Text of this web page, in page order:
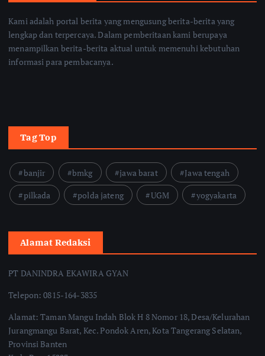
Kami adalah portal berita yang mengusung berita-berita yang
lengkap dan terpercaya. Dalam pemberitaan kami berupaya
menampilkan berita-berita aktual untuk memenuhi kebutuhan
informasi para pembacanya.
Tag Top
banjir bmkg jawa barat
Jawa tengah
pilkada
polda jateng UGM yogyakarta
Alamat Redaksi
PT DANINDRA EKAWIRA GYAN
Telepon: 0815-164-3835
Alamat: Taman Mangu Indah Blok H 8 Nomor 18, Desa/Kelurahan
Jurangmangu Barat, Kec. Pondok Aren, Kota Tangerang Selatan,
Provinsi Banten